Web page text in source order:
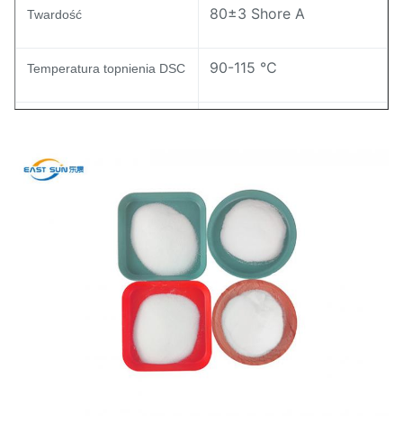
Twardość 80±3 Shore A
Temperatura topnienia DSC 90-115 ℃